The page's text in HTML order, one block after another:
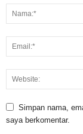
Simpan nama,
saya berkomentar.